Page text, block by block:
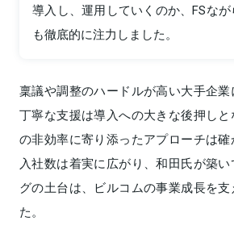
導入し、運用していくのか、FSな
も徹底的に注力しました。
稟議や調整のハードルが高い大手企
丁寧な支援は導入への大きな後押し
の非効率に寄り添ったアプローチは
入社数は着実に広がり、和田氏が築
グの土台は、ビルコムの事業成長を
た。